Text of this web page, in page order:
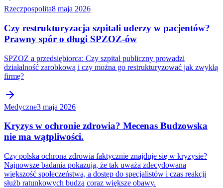
Rzeczpospolita8 maja 2026
Czy restrukturyzacja szpitali uderzy w pacjentów?
Prawny spór o długi SPZOZ-ów
SPZOZ a przedsiębiorca: Czy szpital publiczny prowadzi
działalność zarobkową i czy można go restrukturyzować jak zwykłą
firmę?
Medyczne3 maja 2026
Kryzys w ochronie zdrowia? Mecenas Budzowska
nie ma wątpliwości.
Czy polska ochrona zdrowia faktycznie znajduje się w kryzysie?
Najnowsze badania pokazują, że tak uważa zdecydowana
większość społeczeństwa, a dostęp do specjalistów i czas reakcji
służb ratunkowych budzą coraz większe obawy.